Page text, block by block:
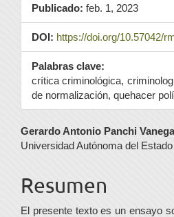
Publicado: feb. 1, 2023
DOI: https://doi.org/10.57042/
Palabras clave:
crítica criminológica,
de normalización, quehacer
Contenido
principal
del
artículo
Gerardo Antonio Panchi
Universidad Autónoma del
Resumen
El presente texto es un ensayo